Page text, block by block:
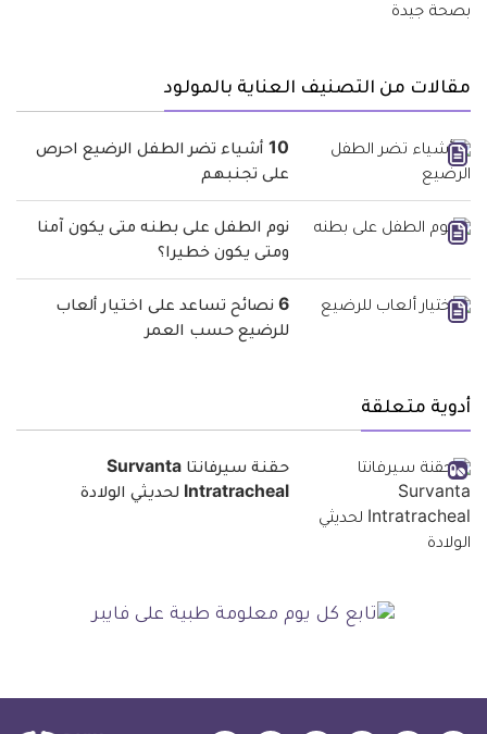
مقالات من التصنيف العناية بالمولود
10 أشياء تضر الطفل الرضيع احرص
على تجنبهم
نوم الطفل على بطنه متى يكون آمنا
ومتى يكون خطيرا؟
6 نصائح تساعد على اختيار ألعاب
للرضيع حسب العمر
أدوية متعلقة
حقنة سيرفانتا Survanta
Intratracheal لحديثي الولادة